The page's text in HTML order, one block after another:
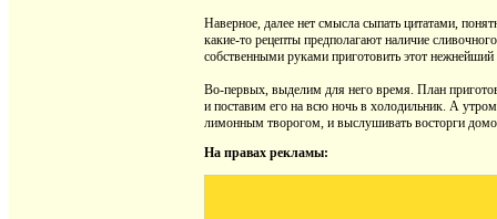
Наверное, далее нет смысла сыпать цитатами,
какие-то рецепты предполагают наличие
собственными руками приготовить этот нежнейший
Во-первых, выделим для него время. План
и поставим его на всю ночь в холодильник. А
лимонным творогом, и выслушивать восторги
На правах рекламы: